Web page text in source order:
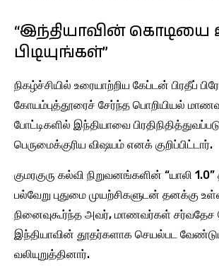
“இந்தியாவின் கொடியை
பிடியுங்கள்”
நிகழ்ச்சியில் உரையாற்றிய கேப்டன் பிரதீப்
கோயம்புத்தூரைச் சேர்ந்த பொறியியல்
போட்டிகளில் இந்தியாவை
பெருமைக்குரிய விஷயம் எனக் குறிப்பிட்டார்.
குமரகுரு கல்வி நிறுவனங்களின் “யாலி 1.0”
பல்வேறு புதுமை முயற்சிகளுடன் தனக்கு
நினைவுகூர்ந்த அவர், மாணவர்கள் சர்வதேச
இந்தியாவின் தூதர்களாக செயல்பட
வலியுறுத்தினார்.